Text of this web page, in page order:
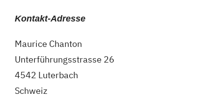
Kontakt-Adresse
Maurice Chanton
Unterführungsstrasse 26
4542 Luterbach
Schweiz